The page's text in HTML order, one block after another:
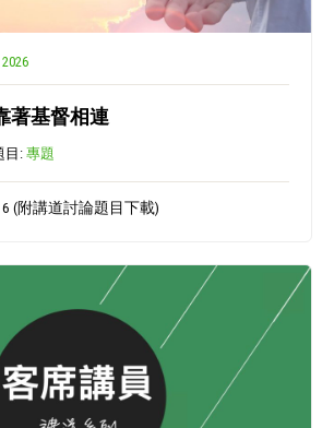
2026
著基督相連
目:專題
(附講道討論題目下載)